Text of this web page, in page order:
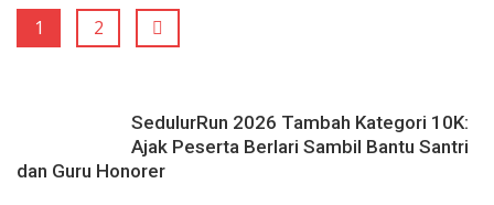
1 2
SedulurRun 2026 Tambah Kategori 10K:
Ajak Peserta Berlari Sambil Bantu Santri
dan Guru Honorer